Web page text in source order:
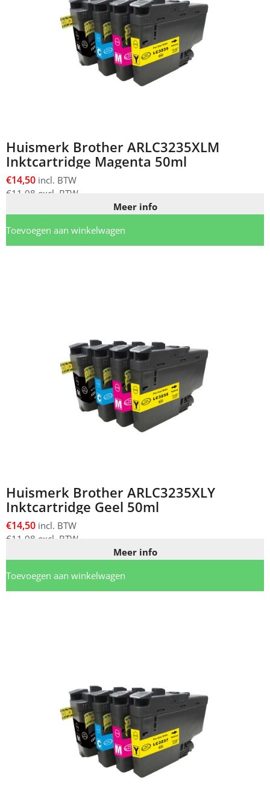
Huismerk Brother ARLC3235XLM
Inktcartridge Magenta 50ml
€14,50 incl. BTW
€11,98 excl. BTW
Meer info
Toevoegen aan winkelwagen
Huismerk Brother ARLC3235XLY
Inktcartridge Geel 50ml
€14,50 incl. BTW
€11,98 excl. BTW
Meer info
Toevoegen aan winkelwagen